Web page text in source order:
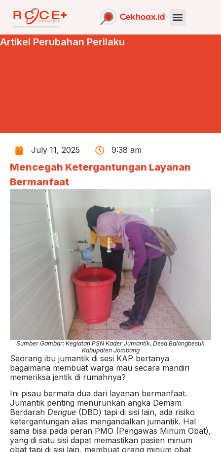
Artikel Perubahan Perilaku
July 11, 2025 9:38 am
Mencegah Ketergantungan Layanan
Bermanfaat
Sumber Gambar: Kegiatan PSN Kader Jumantik, Desa Balongbesuk
Kabupaten Jombang
Seorang ibu jumantik di sesi KAP bertanya
bagaimana membuat warga mau secara mandiri
memeriksa jentik di rumahnya?
Ini pisau bermata dua dari layanan bermanfaat.
Jumantik penting menurunkan angka Demam
Berdarah Dengue (DBD) tapi di sisi lain, ada risiko
ketergantungan alias mengandalkan jumantik. Hal
sama bisa pada peran PMO (Pengawas Minum Obat),
yang di satu sisi dapat memastikan pasien minum
obat tapi di sisi lain, membuat orang minum obat